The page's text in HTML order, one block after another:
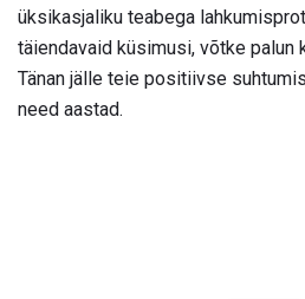
üksikasjaliku teabega
täiendavaid küsimusi, võtke palun
Tänan jälle teie positiivse
need aastad.